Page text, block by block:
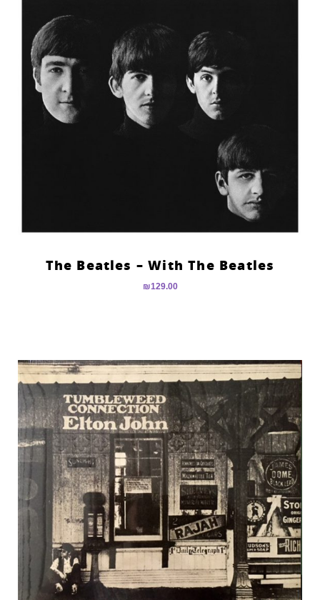
The Beatles – With The Beatles
₪129.00